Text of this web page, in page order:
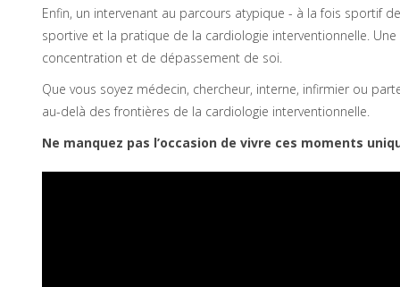
Enfin, un intervenant au parcours atypique - à la fois sportif
sportive et la pratique de la cardiologie interventionnelle.
concentration et de dépassement de soi.
Que vous soyez médecin, chercheur, interne, infirmier ou
au-delà des frontières de la cardiologie interventionnelle.
Ne manquez pas l’occasion de vivre ces moments